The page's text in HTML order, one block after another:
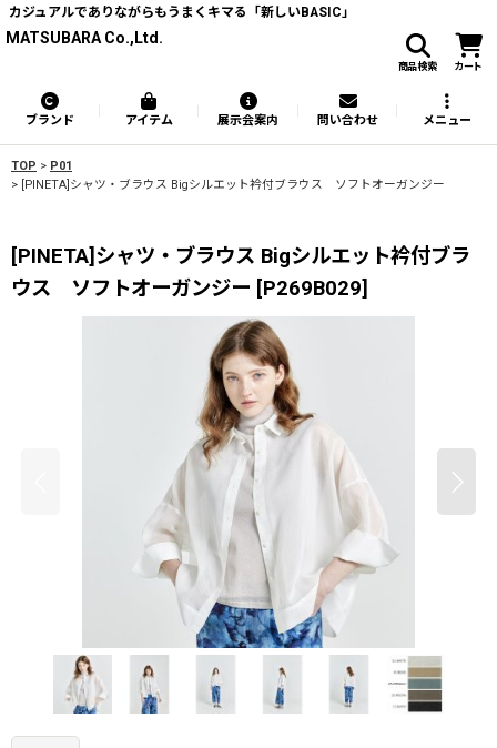
カジュアルでありながらもうまくキマる「新しいBASIC」
MATSUBARA Co.,Ltd.
商品検索 カート
ブランド アイテム 展示会案内 問い合わせ メニュー
TOP > P01
> [PINETA]シャツ・ブラウス Bigシルエット衿付ブラウス ソフトオーガンジー
[PINETA]シャツ・ブラウス Bigシルエット衿付ブラ
ウス ソフトオーガンジー [P269B029]